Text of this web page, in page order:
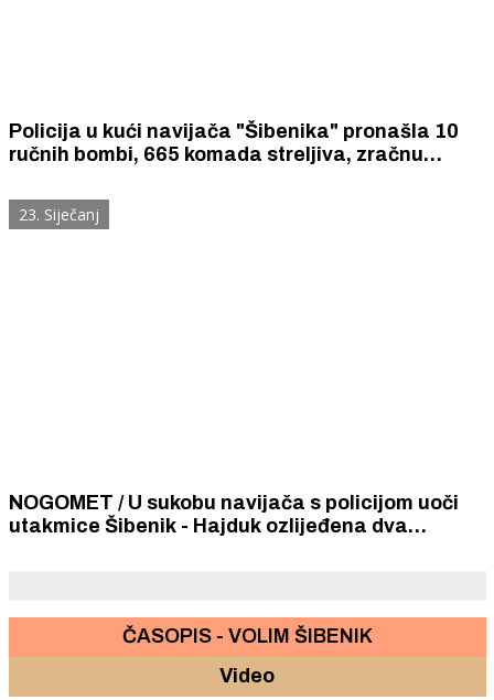
Policija u kući navijača "Šibenika" pronašla 10
ručnih bombi, 665 komada streljiva, zračnu
baruta
23. Siječanj
NOGOMET / U sukobu navijača s policijom uoči
utakmice Šibenik - Hajduk ozlijeđena dva
ČASOPIS - VOLIM ŠIBENIK
Video